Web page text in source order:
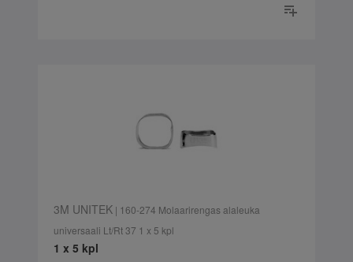
3M UNITEK| 160-274 Molaarirengas alaleuka
universaali Lt/Rt 37 1 x 5 kpl
1 x 5 kpl